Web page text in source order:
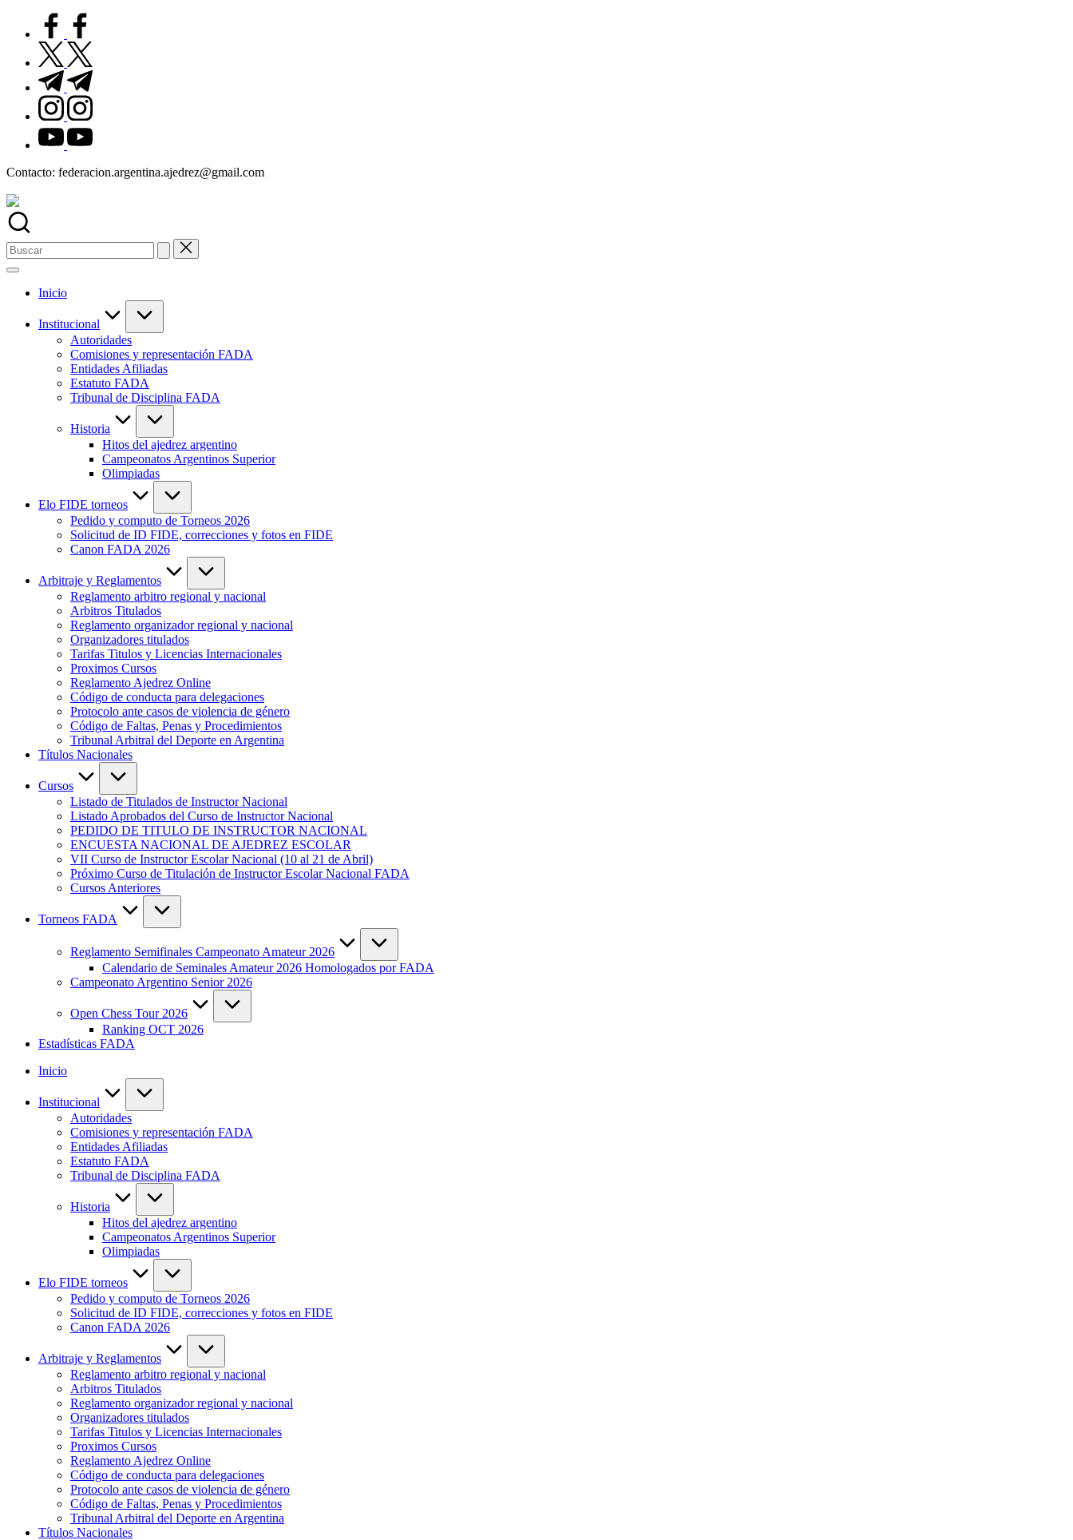
contenido
facebook.com
twitter.com
t.me
instagram.com
youtube.com
Contacto: federacion.argentina.ajedrez@gmail.com
Buscar:
Inicio
Institucional
Autoridades
Comisiones y representación FADA
Entidades Afiliadas
Estatuto FADA
Tribunal de Disciplina FADA
Historia
Hitos del ajedrez argentino
Campeonatos Argentinos Superior
Olimpiadas
Elo FIDE torneos
Pedido y computo de Torneos 2026
Solicitud de ID FIDE, correcciones y fotos en FIDE
Canon FADA 2026
Arbitraje y Reglamentos
Reglamento arbitro regional y nacional
Arbitros Titulados
Reglamento organizador regional y nacional
Organizadores titulados
Tarifas Titulos y Licencias Internacionales
Proximos Cursos
Reglamento Ajedrez Online
Código de conducta para delegaciones
Protocolo ante casos de violencia de género
Código de Faltas, Penas y Procedimientos
Tribunal Arbitral del Deporte en Argentina
Títulos Nacionales
Cursos
Listado de Titulados de Instructor Nacional
Listado Aprobados del Curso de Instructor Nacional
PEDIDO DE TITULO DE INSTRUCTOR NACIONAL
ENCUESTA NACIONAL DE AJEDREZ ESCOLAR
VII Curso de Instructor Escolar Nacional (10 al 21 de Abril)
Próximo Curso de Titulación de Instructor Escolar Nacional FADA
Cursos Anteriores
Torneos FADA
Reglamento Semifinales Campeonato Amateur 2026
Calendario de Seminales Amateur 2026 Homologados por FADA
Campeonato Argentino Senior 2026
Open Chess Tour 2026
Ranking OCT 2026
Estadísticas FADA
Inicio
Institucional
Autoridades
Comisiones y representación FADA
Entidades Afiliadas
Estatuto FADA
Tribunal de Disciplina FADA
Historia
Hitos del ajedrez argentino
Campeonatos Argentinos Superior
Olimpiadas
Elo FIDE torneos
Pedido y computo de Torneos 2026
Solicitud de ID FIDE, correcciones y fotos en FIDE
Canon FADA 2026
Arbitraje y Reglamentos
Reglamento arbitro regional y nacional
Arbitros Titulados
Reglamento organizador regional y nacional
Organizadores titulados
Tarifas Titulos y Licencias Internacionales
Proximos Cursos
Reglamento Ajedrez Online
Código de conducta para delegaciones
Protocolo ante casos de violencia de género
Código de Faltas, Penas y Procedimientos
Tribunal Arbitral del Deporte en Argentina
Títulos Nacionales